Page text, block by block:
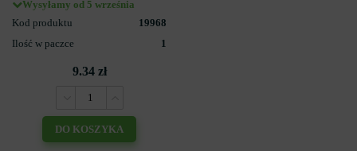
Wysyłamy od 5 września
Kod produktu
19968
Ilość w paczce
1
9.34 zł
DO KOSZYKA